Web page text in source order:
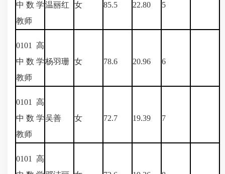
中数学
教师
温丽红 女 85.5 22.80 5
0101
高
中数学
教师
杨羽珊 女 78.6 20.96 6
0101
高
中数学
教师
吴善 女 72.7 19.39 7
0101
高